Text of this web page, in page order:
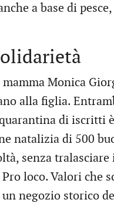
a base di
mamma Monica
alla figlia.
quarantina di iscritti
natalizia di 500
senza
loco. Valori che
negozio storico